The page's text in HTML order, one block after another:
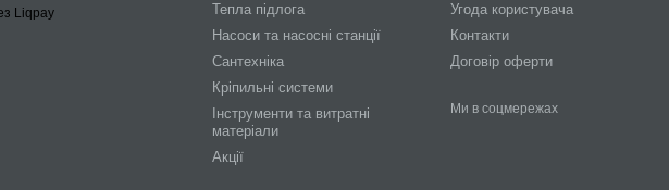
Тепла підлога
Насоси та насосні станції
Сантехніка
Кріпильні системи
Інструменти та витратні
матеріали
Акції
Угода користувача
Контакти
Договір оферти
Ми в соцмережах